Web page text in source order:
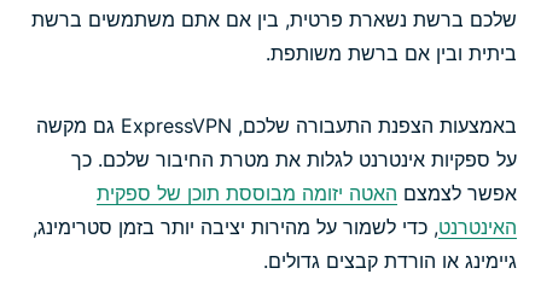
שלכם ברשת נשארת פרטית, בין אם אתם משתמשים ברשת
ביתית ובין אם ברשת משותפת.
באמצעות הצפנת התעבורה שלכם, ExpressVPN גם מקשה
על ספקיות אינטרנט לגלות את מטרת החיבור שלכם. כך
אפשר לצמצם האטה יזומה מבוססת תוכן של ספקית
האינטרנט, כדי לשמור על מהירות יציבה יותר בזמן סטרימינג,
גיימינג או הורדת קבצים גדולים.